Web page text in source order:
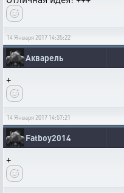
14 Января 2017 14:35:22
Акварель
+
14 Января 2017 14:57:21
Fatboy2014
+